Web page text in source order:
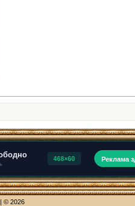
| © 2026